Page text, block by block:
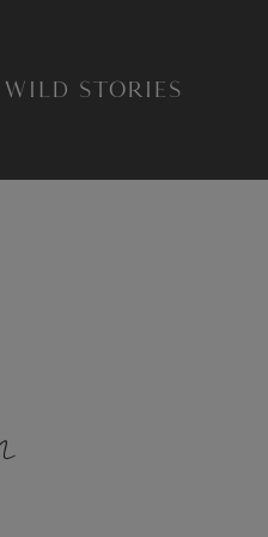
WILD STORIES